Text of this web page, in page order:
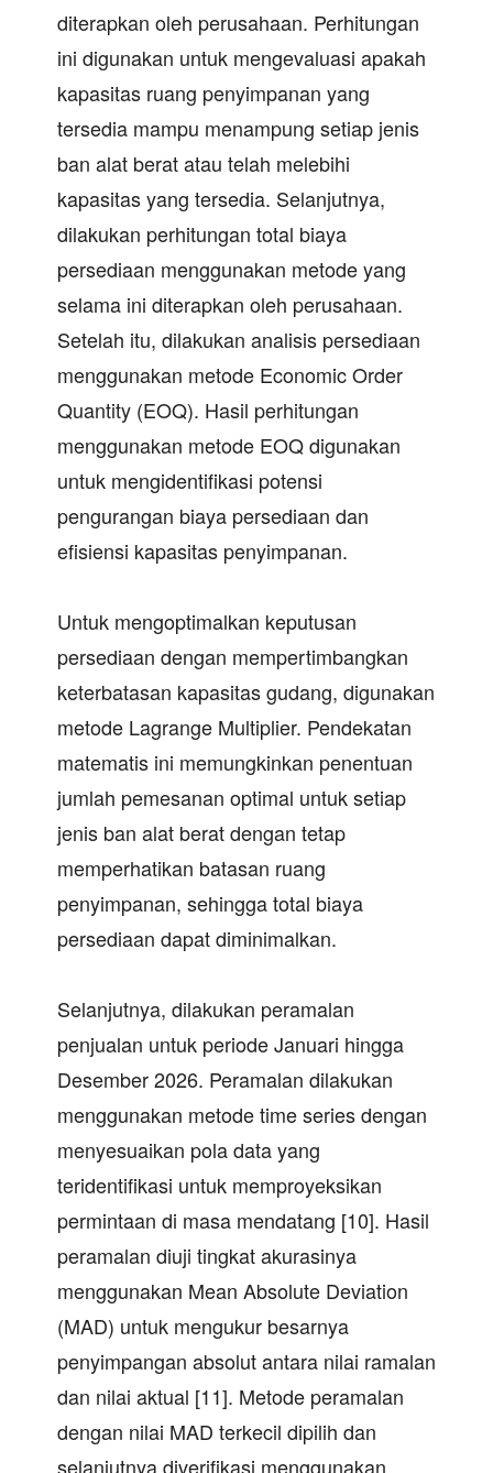
diterapkan oleh perusahaan. Perhitungan
ini digunakan untuk mengevaluasi apakah
kapasitas ruang penyimpanan yang
tersedia mampu menampung setiap jenis
ban alat berat atau telah melebihi
kapasitas yang tersedia. Selanjutnya,
dilakukan perhitungan total biaya
persediaan menggunakan metode yang
selama ini diterapkan oleh perusahaan.
Setelah itu, dilakukan analisis persediaan
menggunakan metode Economic Order
Quantity (EOQ). Hasil perhitungan
menggunakan metode EOQ digunakan
untuk mengidentifikasi potensi
pengurangan biaya persediaan dan
efisiensi kapasitas penyimpanan.
Untuk mengoptimalkan keputusan
persediaan dengan mempertimbangkan
keterbatasan kapasitas gudang, digunakan
metode Lagrange Multiplier. Pendekatan
matematis ini memungkinkan penentuan
jumlah pemesanan optimal untuk setiap
jenis ban alat berat dengan tetap
memperhatikan batasan ruang
penyimpanan, sehingga total biaya
persediaan dapat diminimalkan.
Selanjutnya, dilakukan peramalan
penjualan untuk periode Januari hingga
Desember 2026. Peramalan dilakukan
menggunakan metode time series dengan
menyesuaikan pola data yang
teridentifikasi untuk memproyeksikan
permintaan di masa mendatang [10]. Hasil
peramalan diuji tingkat akurasinya
menggunakan Mean Absolute Deviation
(MAD) untuk mengukur besarnya
penyimpangan absolut antara nilai ramalan
dan nilai aktual [11]. Metode peramalan
dengan nilai MAD terkecil dipilih dan
selanjutnya diverifikasi menggunakan